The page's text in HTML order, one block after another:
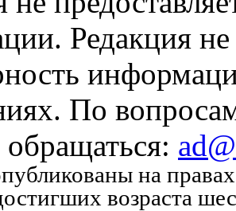
Редакция не
По
на
возраста